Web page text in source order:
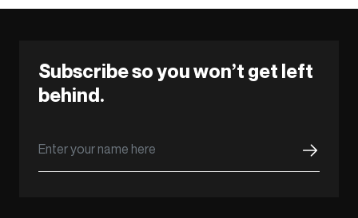
Subscribe so you won’t get left
behind.